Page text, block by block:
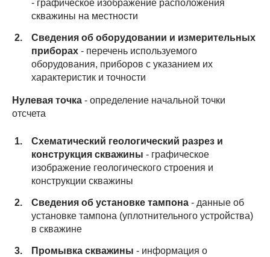
- графическое изображение расположения
скважины на местности
Сведения об оборудовании и измерительных
приборах - перечень используемого
оборудования, приборов с указанием их
характеристик и точности
Нулевая точка - определение начальной точки
отсчета
Схематический геологический разрез и
конструкция скважины - графическое
изображение геологического строения и
конструкции скважины
Сведения об установке тампона - данные об
установке тампона (уплотнительного устройства)
в скважине
Промывка скважины - информация о